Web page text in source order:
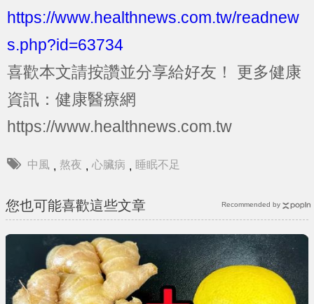
https://www.healthnews.com.tw/readnew
s.php?id=63734
喜歡本文請按讚並分享給好友！
更多健康
資訊：健康醫療網
https://www.healthnews.com.tw
中風 , 熬夜 , 心臟病 , 睡眠不足
您也可能喜歡這些文章 Recommended by